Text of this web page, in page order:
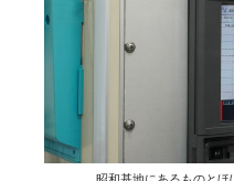
昭和基地にあるものと